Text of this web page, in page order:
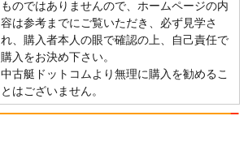
ものではありませんので、ホームページの内
容は参考までにご覧いただき、必ず見学さ
れ、購入者本人の眼で確認の上、自己責任で
購入をお決め下さい。
中古艇ドットコムより無理に購入を勧めるこ
とはございません。